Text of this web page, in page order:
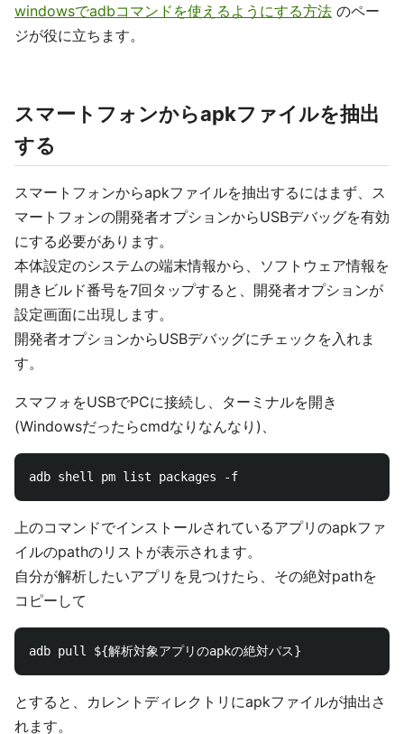
windowsでadbコマンドを使えるようにする方法 のペー
ジが役に立ちます。
スマートフォンからapkファイルを抽出
する
スマートフォンからapkファイルを抽出するにはまず、ス
マートフォンの開発者オプションからUSBデバッグを有効
にする必要があります。
本体設定のシステムの端末情報から、ソフトウェア情報を
開きビルド番号を7回タップすると、開発者オプションが
設定画面に出現します。
開発者オプションからUSBデバッグにチェックを入れま
す。
スマフォをUSBでPCに接続し、ターミナルを開き
(Windowsだったらcmdなりなんなり)、
上のコマンドでインストールされているアプリのapkファ
イルのpathのリストが表示されます。
自分が解析したいアプリを見つけたら、その絶対pathを
コピーして
とすると、カレントディレクトリにapkファイルが抽出さ
れます。